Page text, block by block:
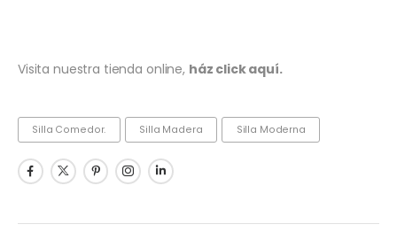
Visita nuestra tienda online, ház click aquí.
Silla Comedor. Silla Madera Silla Moderna